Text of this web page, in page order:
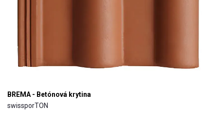
BREMA - Betónová krytina
swissporTON